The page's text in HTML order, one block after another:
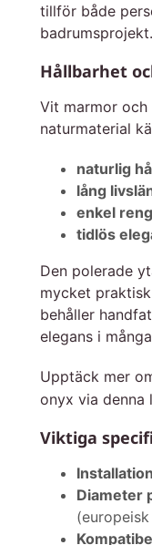
tillför både
badrumsprojekt.
Hållbarhet
Vit marmor och
naturmaterial
naturlig
lång
enkel
tidlös
Den polerade
mycket
behåller
elegans i
Upptäck mer
onyx via denna
Viktiga
Diameter